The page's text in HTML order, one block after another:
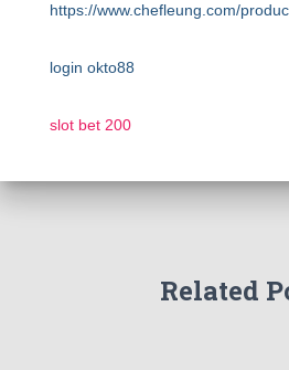
https://www.chefleung.com/
login okto88
slot bet 200
Related